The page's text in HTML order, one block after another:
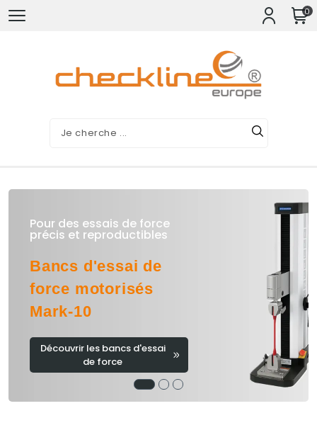
0
Pour des essais de force
précis et reproductibles
Bancs d'essai de
force motorisés
Mark-10
Découvrir les bancs d'essai
de force